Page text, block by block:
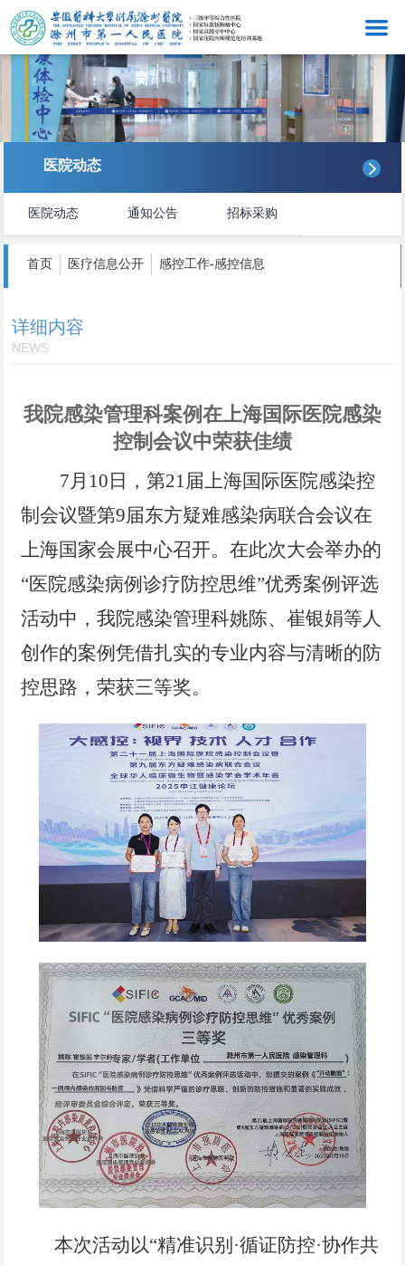
网站首页
医院概况
医务管理
护理服务
科研教学
党风廉政
专题链接
医院动态
医院动态 通知公告 招标采购
首页 医疗信息公开 感控工作-感控信息
详细内容
NEWS
我院感染管理科案例在上海国际医院感染
控制会议中荣获佳绩
7月10日 ，第21届上海国际医院感染控
制会议暨第9届东方疑难感染病联合会议在
上海国家会展中心召开。在此次大会举办的
“医院感染病例诊疗防控思维”优秀案例评选
活动中，我院感染管理科姚陈、崔银娟等人
创作的案例凭借扎实的专业内容与清晰的防
控思路，荣获三等奖。
本次活动以“精准识别·循证防控·协作共